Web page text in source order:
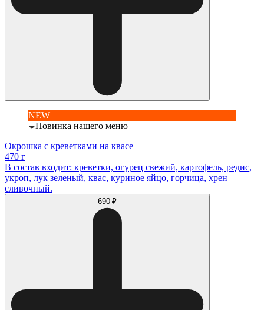
NEW
Новинка нашего меню
Окрошка с креветками на квасе
470 г
В состав входит: креветки, огурец свежий, картофель, редис,
укроп, лук зеленый, квас, куриное яйцо, горчица, хрен
сливочный.
690 ₽